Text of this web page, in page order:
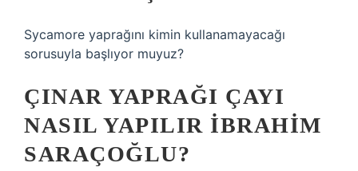
Sycamore yaprağını kimin kullanamayacağı
sorusuyla başlıyor muyuz?
ÇINAR YAPRAĞI ÇAYI
NASIL YAPILIR İBRAHIM
SARAÇOĞLU?